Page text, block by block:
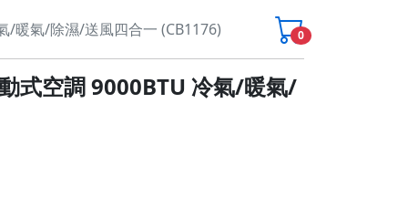
/暖氣/除濕/送風四合一 (CB1176) 0
式空調 9000BTU 冷氣/暖氣/